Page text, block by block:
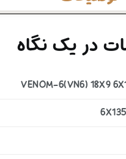
در یک نگاه